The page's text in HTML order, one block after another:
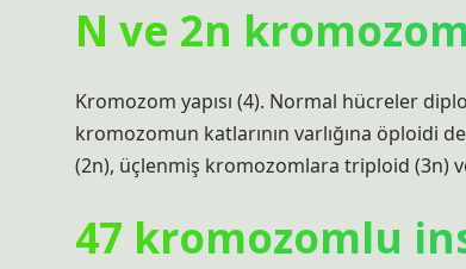
N ve 2n
Kromozom yapısı (4). Normal hücreler
kromozomun katlarının varlığına öploidi
(2n), üçlenmiş kromozomlara triploid (3n)
47 kromozomlu